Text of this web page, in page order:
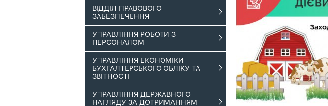
ВІДДІЛ ПРАВОВОГО
ЗАБЕЗПЕЧЕННЯ
УПРАВЛІННЯ РОБОТИ З
ПЕРСОНАЛОМ
УПРАВЛІННЯ ЕКОНОМІКИ
БУХГАЛТЕРСЬКОГО ОБЛІКУ ТА
ЗВІТНОСТІ
УПРАВЛІННЯ ДЕРЖАВНОГО
НАГЛЯДУ ЗА ДОТРИМАННЯМ